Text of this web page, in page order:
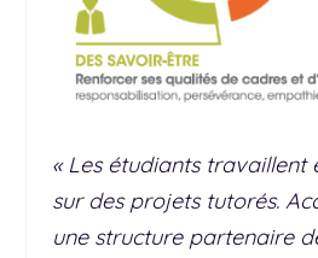
« Les étudiants travaillent
sur des projets tutorés.
une structure partenaire